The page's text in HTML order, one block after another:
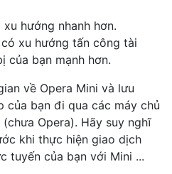
hướng nhanh hơn.
xu hướng tấn công tài
của bạn mạnh hơn.
về Opera Mini và lưu
của bạn đi qua các máy chủ
Opera). Hãy suy nghĩ
khi thực hiện giao dịch
tuyến của bạn với Mini ...